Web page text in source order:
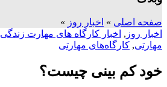
صفحه اصلی » اخبار روز »
اخبار روز , اخبار کارگاه های مهارت زندگی
مهارتی, کارگاه‌های مهارتی
خود‌ کم‌ بینی چیست؟